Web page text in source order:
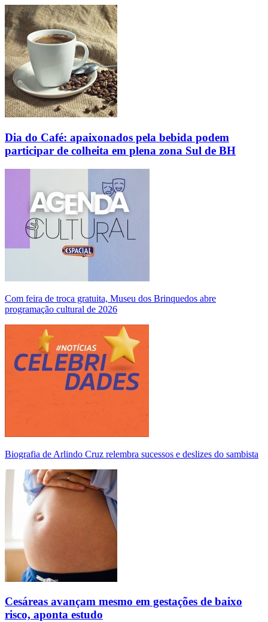
Dia do Café: apaixonados pela bebida podem
participar de colheita em plena zona Sul de BH
Com feira de troca gratuita, Museu dos Brinquedos abre
programação cultural de 2026
Biografia de Arlindo Cruz relembra sucessos e deslizes do sambista
Cesáreas avançam mesmo em gestações de baixo
risco, aponta estudo